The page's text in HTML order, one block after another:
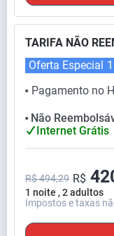
TARIFA NÃO
⬤ Pagamento no
Oferta Especial
⬤ Não
Internet Grátis
1 noite , 2 adultos
R$ 494,29 R$
Impostos e taxas